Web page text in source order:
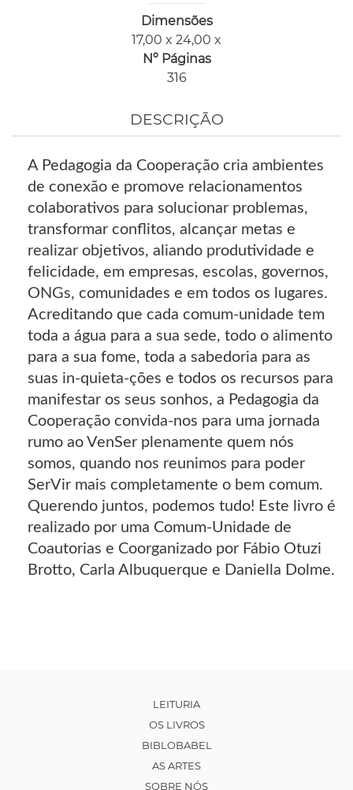
Dimensões
17,00 x 24,00 x
Nº Páginas
316
DESCRIÇÃO
A Pedagogia da Cooperação cria ambientes
de conexão e promove relacionamentos
colaborativos para solucionar problemas,
transformar conflitos, alcançar metas e
realizar objetivos, aliando produtividade e
felicidade, em empresas, escolas, governos,
ONGs, comunidades e em todos os lugares.
Acreditando que cada comum-unidade tem
toda a água para a sua sede, todo o alimento
para a sua fome, toda a sabedoria para as
suas in-quieta-ções e todos os recursos para
manifestar os seus sonhos, a Pedagogia da
Cooperação convida-nos para uma jornada
rumo ao VenSer plenamente quem nós
somos, quando nos reunimos para poder
SerVir mais completamente o bem comum.
Querendo juntos, podemos tudo! Este livro é
realizado por uma Comum-Unidade de
Coautorias e Coorganizado por Fábio Otuzi
Brotto, Carla Albuquerque e Daniella Dolme.
LEITURIA
OS LIVROS
BIBLOBABEL
AS ARTES
SOBRE NÓS